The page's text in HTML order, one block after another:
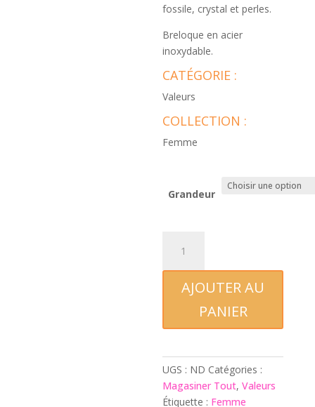
fossile, crystal et perles.
Breloque en acier
inoxydable.
CATÉGORIE :
Valeurs
COLLECTION :
Femme
Grandeur
Espoir
AJOUTER AU
PANIER
UGS : ND Catégories :
Magasiner Tout,Valeurs
Étiquette : Femme